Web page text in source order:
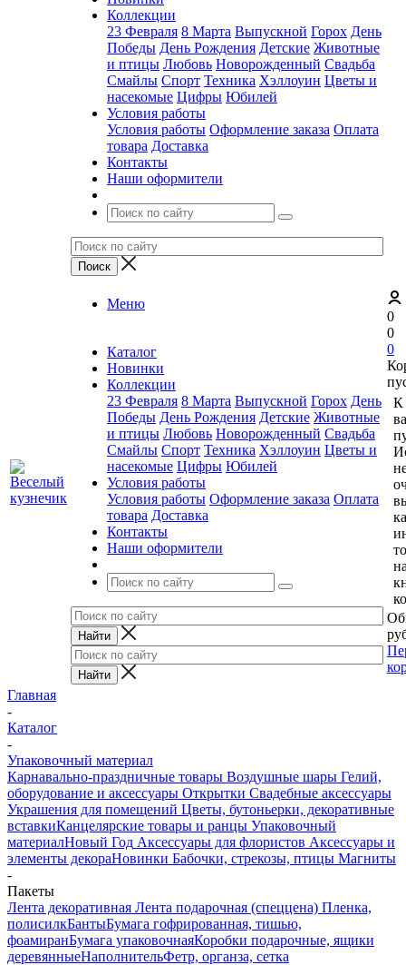
Коллекции
23 Февраля 8 Марта Выпускной Горох День
Победы День Рождения Детские Животные
и птицы Любовь Новорожденный Свадьба
Смайлы Спорт Техника Хэллоуин Цветы и
насекомые Цифры Юбилей
Условия работы
Условия работы Оформление заказа Оплата
товара Доставка
Контакты
Наши оформители
Меню
Каталог
Новинки
Коллекции
23 Февраля 8 Марта Выпускной Горох День
Победы День Рождения Детские Животные
и птицы Любовь Новорожденный Свадьба
Смайлы Спорт Техника Хэллоуин Цветы и
насекомые Цифры Юбилей
Условия работы
Условия работы Оформление заказа Оплата
товара Доставка
Контакты
Наши оформители
0
0
0
К
Главная
-
Каталог
-
Упаковочный материал
Карнавально-праздничные товары Воздушные шары Гелий,
оборудование и аксессуары Открытки Свадебные аксессуары
Украшения для помещений Цветы, бутоньерки, декоративные
вставкиКанцелярские товары и ранцы Упаковочный
материалНовый Год Аксессуары для флористов Аксессуары и
элементы декораНовинки Бабочки, стрекозы, птицы Магниты
-
Пакеты
Лента декоративная Лента подарочная (спеццена) Пленка,
полисилкБантыБумага гофрированная, тишью,
фоамиранБумага упаковочнаяКоробки подарочные, ящики
деревянныеНаполнительФетр, органза, сетка